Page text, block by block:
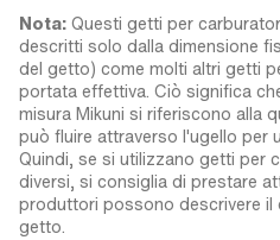
Nota: Questi getti per
descritti solo dalla dimensione
del getto) come molti altri getti
portata effettiva. Ciò significa
misura Mikuni si riferiscono alla
può fluire attraverso l'ugello per
Quindi, se si utilizzano getti per
diversi, si consiglia di prestare
produttori possono descrivere il
getto.